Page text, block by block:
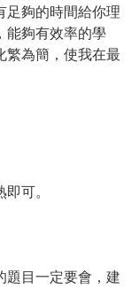
足夠的時間給你理
能夠有效率的學
繁為簡，使我在最
可。
題目一定要會，建